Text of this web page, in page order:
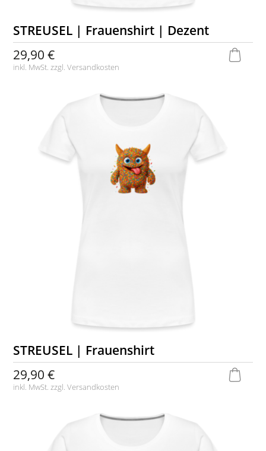
STREUSEL | Frauenshirt | Dezent
29,90 €
inkl. MwSt. zzgl.Versandkosten
STREUSEL | Frauenshirt
29,90 €
inkl. MwSt. zzgl.Versandkosten